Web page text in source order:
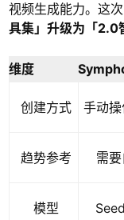
视频生成能力。这
具集」升级为「2.0
维度
创建方式 手动
趋势参考 需
模型